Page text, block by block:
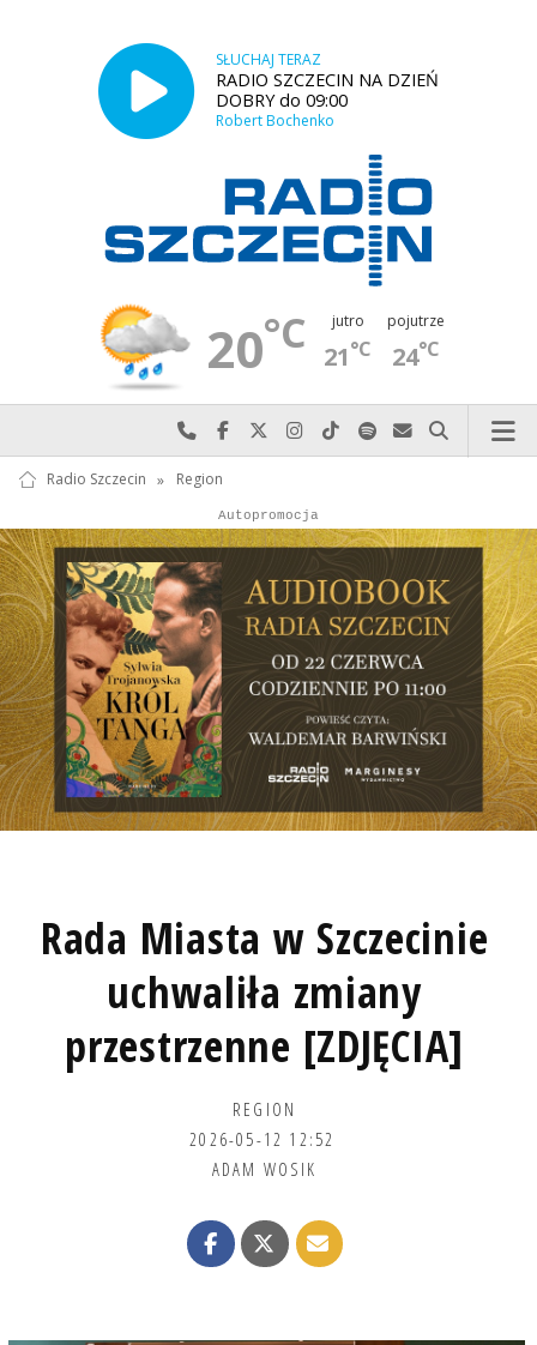
SŁUCHAJ TERAZ
RADIO SZCZECIN NA DZIEŃ
DOBRY do 09:00
Robert Bochenko
20°C jutro
21°C
pojutrze
24°C
Najlepiej po prostu do nas zadzwoń
Odwiedź nas na Facebook-u
Odwiedź nas na X
Odwiedź nas na Instagram-ie
Odwiedź nas na TikTok-u
Szukaj nas na Spotify
Wyślij do nas
Szukaj
Radio Szczecin » Region
Autopromocja
Autopromocja
Rada Miasta w Szczecinie
uchwaliła zmiany
przestrzenne [ZDJĘCIA]
REGION
2026-05-12 12:52
ADAM WOSIK